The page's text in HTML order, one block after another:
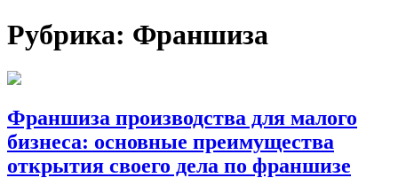
Рубрика: Франшиза
Франшиза производства для малого
бизнеса: основные преимущества
открытия своего дела по франшизе